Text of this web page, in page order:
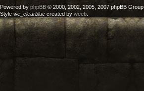
Powered by phpBB © 2000, 2002, 2005, 2007 phpBB Group.
Style we_clearblue created by weeb